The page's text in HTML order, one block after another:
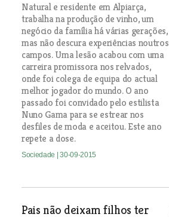
Natural e residente em Alpiarça,
trabalha na produção de vinho, um
negócio da família há várias gerações,
mas não descura experiências noutros
campos. Uma lesão acabou com uma
carreira promissora nos relvados,
onde foi colega de equipa do actual
melhor jogador do mundo. O ano
passado foi convidado pelo estilista
Nuno Gama para se estrear nos
desfiles de moda e aceitou. Este ano
repete a dose.
Sociedade | 30-09-2015
Pais não deixam filhos ter